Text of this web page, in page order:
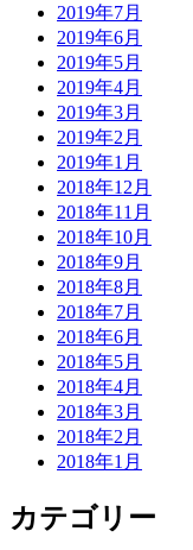
2019年7月
2019年6月
2019年5月
2019年4月
2019年3月
2019年2月
2019年1月
2018年12月
2018年11月
2018年10月
2018年9月
2018年8月
2018年7月
2018年6月
2018年5月
2018年4月
2018年3月
2018年2月
2018年1月
カテゴリー